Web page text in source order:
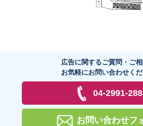
広告に関するご質問・ご
お気軽にお問い合わせく
04-2991-
お問い合わせフ